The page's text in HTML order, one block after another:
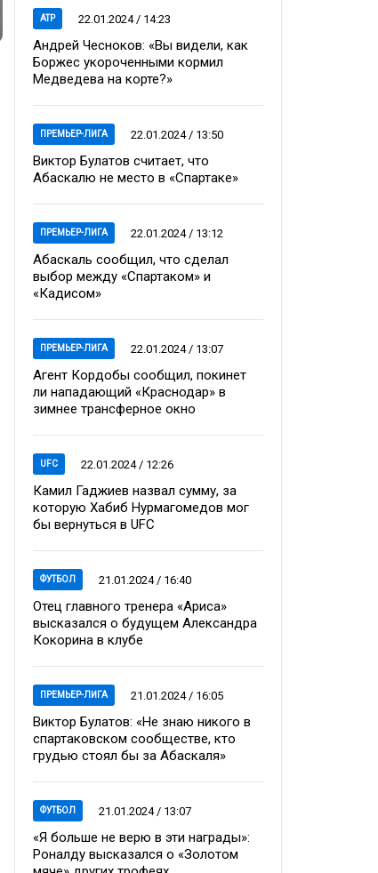
ATP 22.01.2024 / 14:23
Андрей Чесноков: «Вы видели, как
Боржес укороченными кормил
Медведева на корте?»
ПРЕМЬЕР-ЛИГА 22.01.2024 / 13:50
Виктор Булатов считает, что
Абаскалю не место в «Спартаке»
ПРЕМЬЕР-ЛИГА 22.01.2024 / 13:12
Абаскаль сообщил, что сделал
выбор между «Спартаком» и
«Кадисом»
ПРЕМЬЕР-ЛИГА 22.01.2024 / 13:07
Агент Кордобы сообщил, покинет
ли нападающий «Краснодар» в
зимнее трансферное окно
UFC 22.01.2024 / 12:26
Камил Гаджиев назвал сумму, за
которую Хабиб Нурмагомедов мог
бы вернуться в UFC
ФУТБОЛ 21.01.2024 / 16:40
Отец главного тренера «Ариса»
высказался о будущем Александра
Кокорина в клубе
ПРЕМЬЕР-ЛИГА 21.01.2024 / 16:05
Виктор Булатов: «Не знаю никого в
спартаковском сообществе, кто
грудью стоял бы за Абаскаля»
ФУТБОЛ 21.01.2024 / 13:07
«Я больше не верю в эти награды»:
Роналду высказался о «Золотом